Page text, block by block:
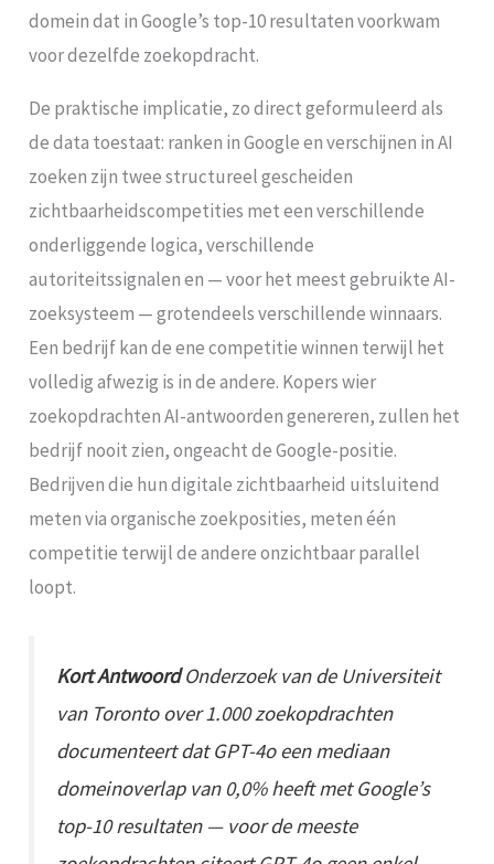
domein dat in Google’s top-10 resultaten voorkwam
voor dezelfde zoekopdracht.
De praktische implicatie, zo direct geformuleerd als
de data toestaat: ranken in Google en verschijnen in AI
zoeken zijn twee structureel gescheiden
zichtbaarheidscompetities met een verschillende
onderliggende logica, verschillende
autoriteitssignalen en — voor het meest gebruikte AI-
zoeksysteem — grotendeels verschillende winnaars.
Een bedrijf kan de ene competitie winnen terwijl het
volledig afwezig is in de andere. Kopers wier
zoekopdrachten AI-antwoorden genereren, zullen het
bedrijf nooit zien, ongeacht de Google-positie.
Bedrijven die hun digitale zichtbaarheid uitsluitend
meten via organische zoekposities, meten één
competitie terwijl de andere onzichtbaar parallel
loopt.
Kort AntwoordOnderzoek van de Universiteit
van Toronto over 1.000 zoekopdrachten
documenteert dat GPT-4o een mediaan
domeinoverlap van 0,0% heeft met Google’s
top-10 resultaten — voor de meeste